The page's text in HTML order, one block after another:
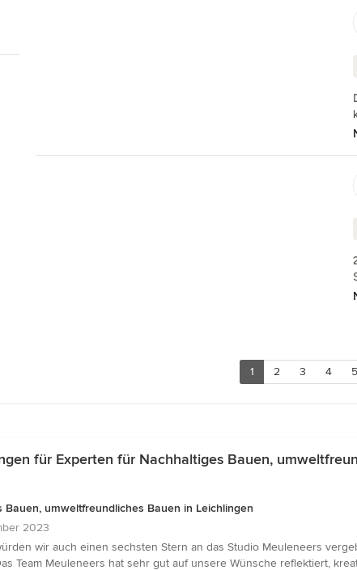
1 2 3 4 5
für Experten für Nachhaltiges Bauen,
Bauen, umweltfreundliches Bauen in Leichlingen
2023
wir auch einen sechsten Stern an das Studio Meuleneers
Team Meuleneers hat sehr gut auf unsere Wünsche reflektiert,